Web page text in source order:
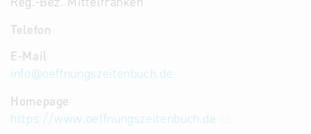
Telefon
E-Mail
info@oeffnungszeitenbuch.de
Homepage
https://www.oeffnungszeitenbuch.de